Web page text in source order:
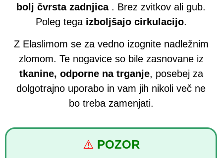
bolj čvrsta zadnjica. Brez zvitkov ali gub.
Poleg tega izboljšajo cirkulacijo.
Z Elaslimom se za vedno izognite nadležnim
zlomom. Te nogavice so bile zasnovane iz
tkanine, odporne na trganje, posebej za
dolgotrajno uporabo in vam jih nikoli več ne
bo treba zamenjati.
⚠️ POZOR